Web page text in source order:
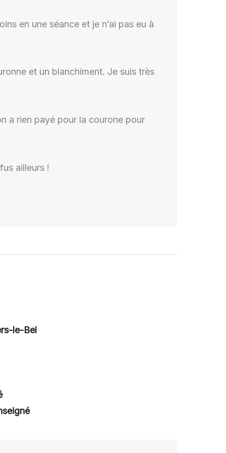
en une séance et je n’ai pas eu à
et un blanchiment. Je suis très
a rien payé pour la courone pour
ailleurs !
le-Bel